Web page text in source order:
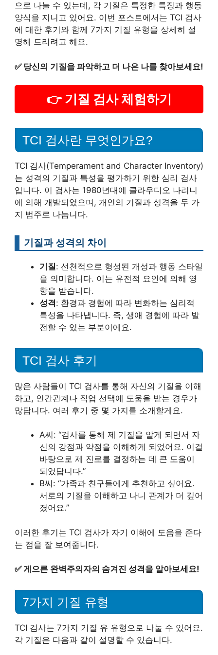
으로 나눌 수 있는데, 각 기질은 특정한 특징과 행동
양식을 지니고 있어요. 이번 포스트에서는 TCI 검사
에 대한 후기와 함께 7가지 기질 유형을 상세히 설
명해 드리려고 해요.
✅ 당신의 기질을 파악하고 더 나은 나를 찾아보세요!
👉 기질 검사 체험하기
TCI 검사란 무엇인가요?
TCI 검사(Temperament and Character Inventory)
는 성격의 기질과 특성을 평가하기 위한 심리 검사
입니다. 이 검사는 1980년대에 클라우디오 나리니
에 의해 개발되었으며, 개인의 기질과 성격을 두 가
지 범주로 나눕니다.
기질과 성격의 차이
기질: 선천적으로 형성된 개성과 행동 스타일
을 의미합니다. 이는 유전적 요인에 의해 영
향을 받습니다.
성격: 환경과 경험에 따라 변화하는 심리적
특성을 나타냅니다. 즉, 생애 경험에 따라 발
전할 수 있는 부분이에요.
TCI 검사 후기
많은 사람들이 TCI 검사를 통해 자신의 기질을 이해
하고, 인간관계나 직업 선택에 도움을 받는 경우가
많답니다. 여러 후기 중 몇 가지를 소개할게요.
A씨: “검사를 통해 제 기질을 알게 되면서 자
신의 강점과 약점을 이해하게 되었어요. 이걸
바탕으로 제 진로를 결정하는 데 큰 도움이
되었답니다.”
B씨: “가족과 친구들에게 추천하고 싶어요.
서로의 기질을 이해하고 나니 관계가 더 깊어
졌어요.”
이러한 후기는 TCI 검사가 자기 이해에 도움을 준다
는 점을 잘 보여줍니다.
✅게으른 완벽주의자의 숨겨진 성격을 알아보세요!
7가지 기질 유형
TCI 검사는 7가지 기질 유 유형으로 나눌 수 있어요.
각 기질은 다음과 같이 설명할 수 있습니다.